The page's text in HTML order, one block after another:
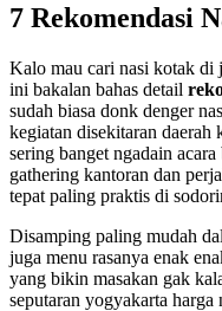
7 Rekomendasi
Kalo mau cari nasi kotak di
ini bakalan bahas detail
sudah biasa donk denger
kegiatan disekitaran daerah
sering banget ngadain
gathering kantoran dan
tepat paling praktis di
Disamping paling mudah
juga menu rasanya enak
yang bikin masakan gak
seputaran yogyakarta